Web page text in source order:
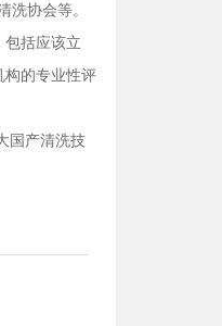
协会等。
包括应该立
构的专业性评
国产清洗技